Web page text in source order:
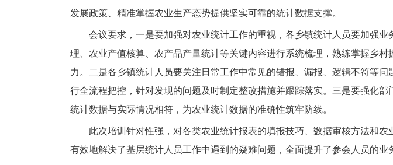
发展政策、精准掌握农业生产态势提供坚实可靠的统计数据支撑。
会议要求，一是要加强对农业统计工作的重视，各乡镇统计人员要加强
理、农业产值核算、农产品产量统计等关键内容进行系统梳理，熟练掌握乡
力。二是各乡镇统计人员要关注日常工作中常见的错报、漏报、逻辑不符等
行全流程把控，针对发现的问题及时制定整改措施并跟踪落实。三是要强化
统计数据与实际情况相符，为农业统计数据的准确性筑牢防线。
此次培训针对性强，对各类农业统计报表的填报技巧、数据审核方法和
有效地解决了基层统计人员工作中遇到的疑难问题，全面提升了参会人员的业